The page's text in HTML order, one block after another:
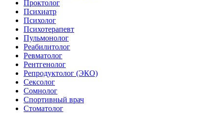
Проктолог
Психиатр
Психолог
Психотерапевт
Пульмонолог
Реабилитолог
Ревматолог
Рентгенолог
Репродуктолог (ЭКО)
Сексолог
Сомнолог
Спортивный врач
Стоматолог